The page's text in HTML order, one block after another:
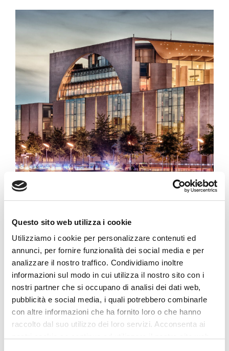
Questo sito web utilizza i cookie
Utilizziamo i cookie per personalizzare contenuti ed
annunci, per fornire funzionalità dei social media e per
analizzare il nostro traffico. Condividiamo inoltre
informazioni sul modo in cui utilizza il nostro sito con i
nostri partner che si occupano di analisi dei dati web,
pubblicità e social media, i quali potrebbero combinarle
con altre informazioni che ha fornito loro o che hanno
raccolto dal suo utilizzo dei loro servizi. Acconsenta ai